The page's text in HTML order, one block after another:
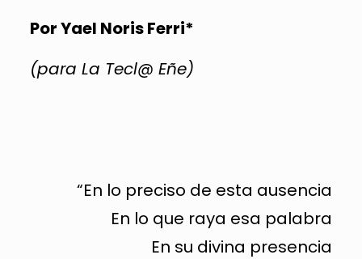
Por Yael Noris Ferri*
(para La Tecl@ Eñe)
“En lo preciso de esta ausencia
En lo que raya esa palabra
En su divina presencia